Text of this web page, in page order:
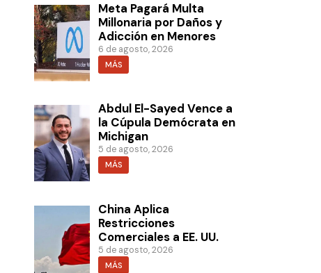
Meta Pagará Multa
Millonaria por Daños y
Adicción en Menores
6 de agosto, 2026
MÁS
Abdul El-Sayed Vence a
la Cúpula Demócrata en
Michigan
5 de agosto, 2026
MÁS
China Aplica
Restricciones
Comerciales a EE. UU.
5 de agosto, 2026
MÁS